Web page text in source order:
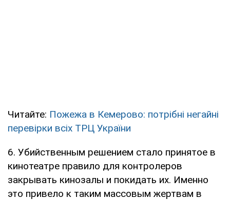
Читайте: Пожежа в Кемерово: потрібні негайні
перевірки всіх ТРЦ України
6. Убийственным решением стало принятое в
кинотеатре правило для контролеров
закрывать кинозалы и покидать их. Именно
это привело к таким массовым жертвам в